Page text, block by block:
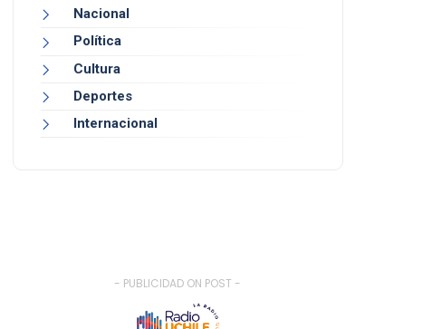
Nacional
Política
Cultura
Deportes
Internacional
- PUBLICIDAD ON POST -